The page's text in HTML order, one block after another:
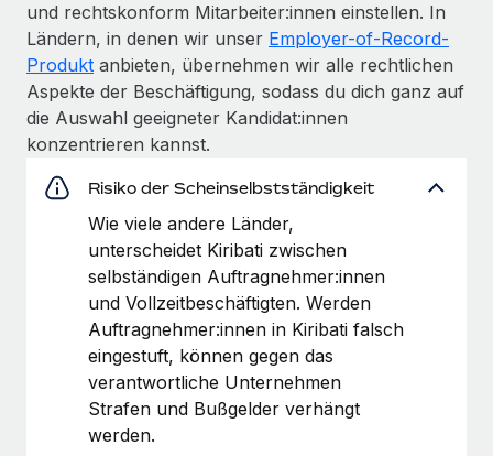
und rechtskonform Mitarbeiter:innen einstellen. In
Ländern, in denen wir unser Employer-of-Record-
Produkt anbieten, übernehmen wir alle rechtlichen
Aspekte der Beschäftigung, sodass du dich ganz auf
die Auswahl geeigneter Kandidat:innen
konzentrieren kannst.
Risiko der Scheinselbstständigkeit
Wie viele andere Länder,
unterscheidet Kiribati zwischen
selbständigen Auftragnehmer:innen
und Vollzeitbeschäftigten. Werden
Auftragnehmer:innen in Kiribati falsch
eingestuft, können gegen das
verantwortliche Unternehmen
Strafen und Bußgelder verhängt
werden.